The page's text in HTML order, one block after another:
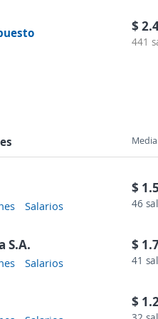
$
441
Salarios
$
46
S.A.
Salarios
$
41
$